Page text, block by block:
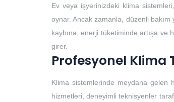
Ev veya işyerinizdeki klima
oynar. Ancak zamanla, düzenli
kaybına, enerji tüketiminde artışa ve
girer.
Profesyonel Klima
Klima sistemlerinde meydana gelen
hizmetleri, deneyimli teknisyenler